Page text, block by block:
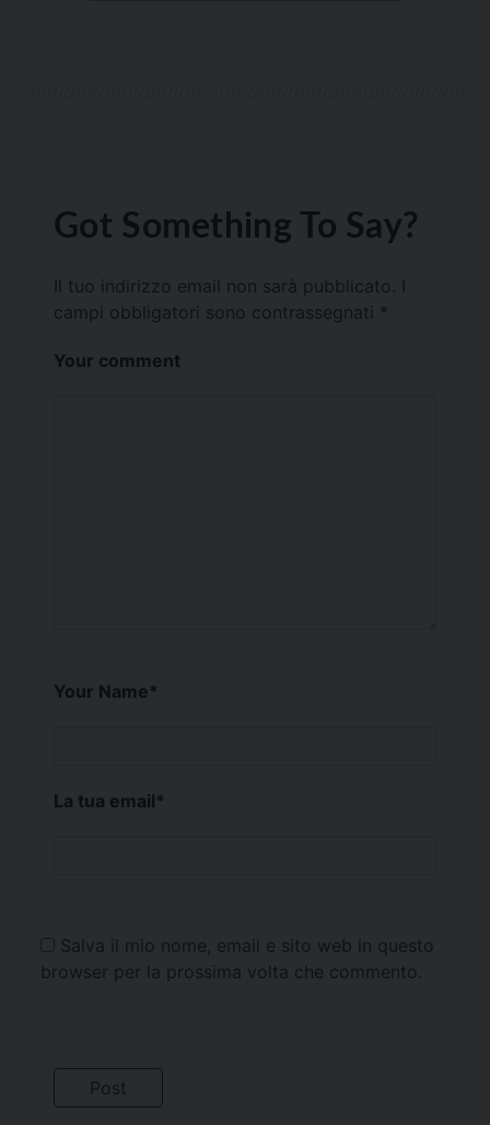
Got Something To Say?
Il tuo indirizzo email non sarà pubblicato.
campi obbligatori sono contrassegnati *
Your comment
Your Name*
La tua email*
Salva il mio nome, email e sito web in questo
browser per la prossima volta che commento.